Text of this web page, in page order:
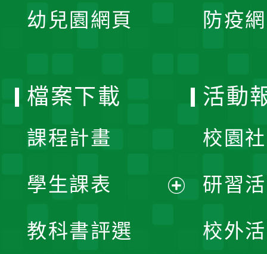
幼兒園網頁 防疫
檔案下載
課程計畫
學生課表
教科書評選
活動
校園
研習
校外